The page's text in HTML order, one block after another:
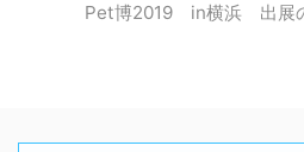
Pet博2019 in横浜 出展